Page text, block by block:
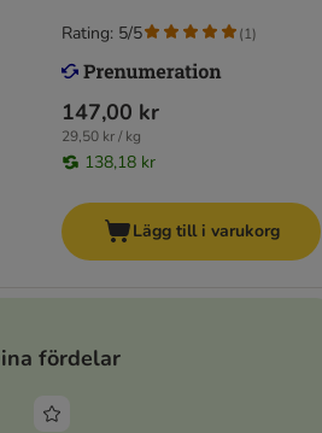
147,00 kr
29,50 kr / kg
138,18 kr
Rating: 5/5 (1)
Lägg till i varukorg
fördelar